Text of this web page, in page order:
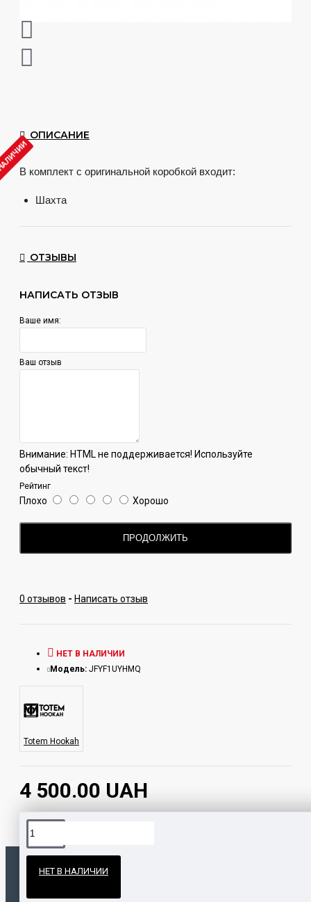
ОПИСАНИЕ
В комплект с оригинальной коробкой входит:
Шахта
Drop.
ОТЗЫВЫ
НАПИСАТЬ ОТЗЫВ
Ваше имя:
Ваш отзыв
Внимание: HTML не поддерживается! Используйте
обычный текст!
Рейтинг
Плохо Хорошо
ПРОДОЛЖИТЬ
0 отзывов - Написать отзыв
4 500.00 UAH
НЕТ В НАЛИЧИИ
Модель: JFYF1UYHMQ
Totem Hookah
НЕТ В НАЛИЧИИ
ПОПУЛЯРНЫЕ ТОВАРЫ